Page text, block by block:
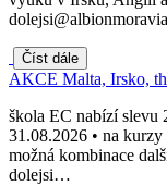
Číst dále
AKCE Malta, Irsko,
škola EC nabízí slevu
31.08.2026 • na
možná kombinace
dolejsi…